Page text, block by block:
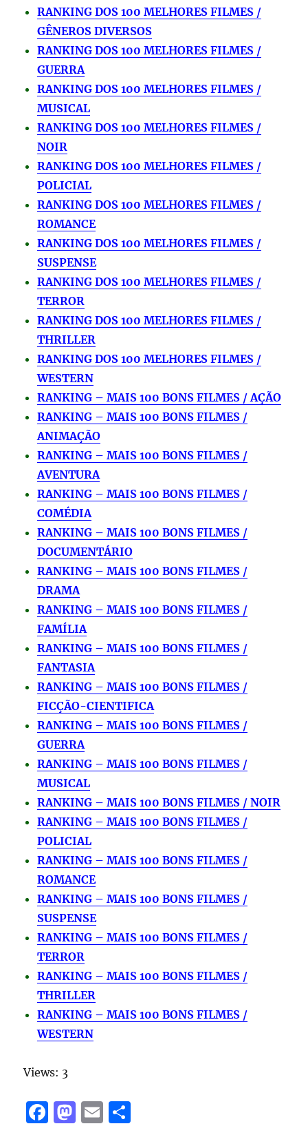
RANKING DOS 100 MELHORES FILMES /
GÊNEROS DIVERSOS
RANKING DOS 100 MELHORES FILMES /
GUERRA
RANKING DOS 100 MELHORES FILMES /
MUSICAL
RANKING DOS 100 MELHORES FILMES /
NOIR
RANKING DOS 100 MELHORES FILMES /
POLICIAL
RANKING DOS 100 MELHORES FILMES /
ROMANCE
RANKING DOS 100 MELHORES FILMES /
SUSPENSE
RANKING DOS 100 MELHORES FILMES /
TERROR
RANKING DOS 100 MELHORES FILMES /
THRILLER
RANKING DOS 100 MELHORES FILMES /
WESTERN
RANKING – MAIS 100 BONS FILMES / AÇÃO
RANKING – MAIS 100 BONS FILMES /
ANIMAÇÃO
RANKING – MAIS 100 BONS FILMES /
AVENTURA
RANKING – MAIS 100 BONS FILMES /
COMÉDIA
RANKING – MAIS 100 BONS FILMES /
DOCUMENTÁRIO
RANKING – MAIS 100 BONS FILMES /
DRAMA
RANKING – MAIS 100 BONS FILMES /
FAMÍLIA
RANKING – MAIS 100 BONS FILMES /
FANTASIA
RANKING – MAIS 100 BONS FILMES /
FICÇÃO-CIENTIFICA
RANKING – MAIS 100 BONS FILMES /
GUERRA
RANKING – MAIS 100 BONS FILMES /
MUSICAL
RANKING – MAIS 100 BONS FILMES / NOIR
RANKING – MAIS 100 BONS FILMES /
POLICIAL
RANKING – MAIS 100 BONS FILMES /
ROMANCE
RANKING – MAIS 100 BONS FILMES /
SUSPENSE
RANKING – MAIS 100 BONS FILMES /
TERROR
RANKING – MAIS 100 BONS FILMES /
THRILLER
RANKING – MAIS 100 BONS FILMES /
WESTERN
Views: 3
F
M E